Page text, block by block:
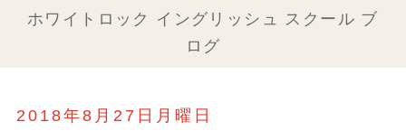
ホワイトロック イングリッシュ スクール ブ
ログ
2018年8月27日月曜日